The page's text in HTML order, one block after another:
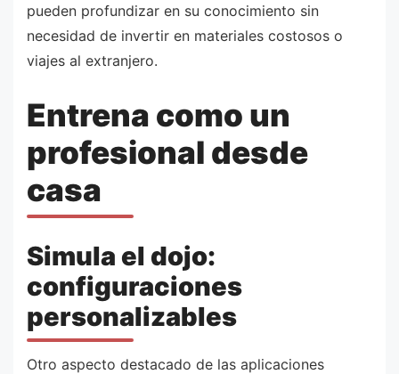
pueden profundizar en su conocimiento sin
necesidad de invertir en materiales costosos o
viajes al extranjero.
Entrena como un
profesional desde
casa
Simula el dojo:
configuraciones
personalizables
Otro aspecto destacado de las aplicaciones